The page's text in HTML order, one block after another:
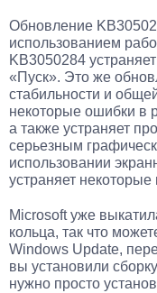
Обновление
использованием
KB3050284
«Пуск». Это же
стабильности и
некоторые ошибки в
а также устраняет
серьезным
использовании
устраняет
Microsoft уже
кольца, так что
Windows Update,
вы установили
нужно просто